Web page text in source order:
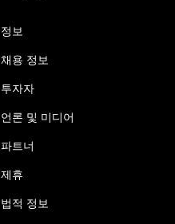
정보
채용 정보
투자자
언론 및 미디어
파트너
제휴
법적 정보